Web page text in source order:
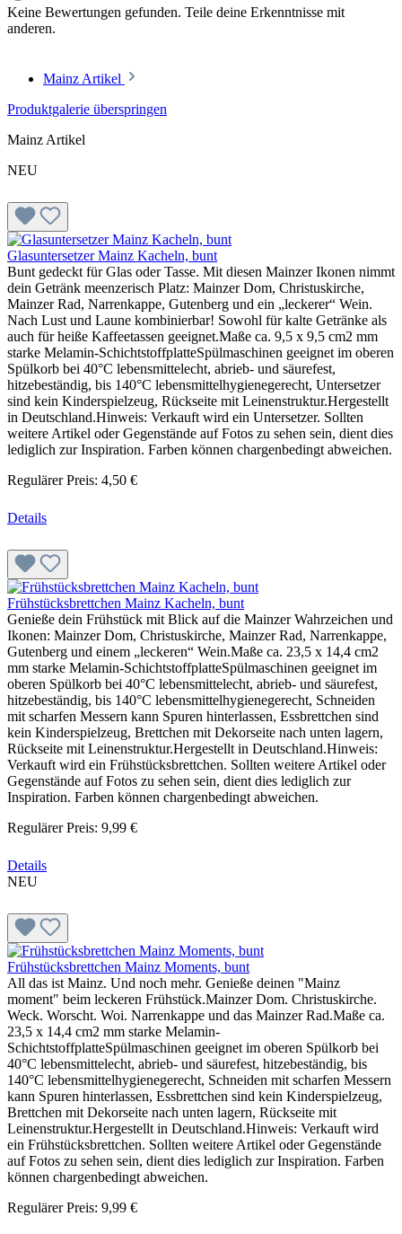
Keine Bewertungen gefunden. Teile deine Erkenntnisse mit
anderen.
Mainz Artikel
Produktgalerie überspringen
Mainz Artikel
NEU
Glasuntersetzer Mainz Kacheln, bunt
Bunt gedeckt für Glas oder Tasse. Mit diesen Mainzer Ikonen nimmt
dein Getränk meenzerisch Platz: Mainzer Dom, Christuskirche,
Mainzer Rad, Narrenkappe, Gutenberg und ein „leckerer“ Wein.
Nach Lust und Laune kombinierbar! Sowohl für kalte Getränke als
auch für heiße Kaffeetassen geeignet.Maße ca. 9,5 x 9,5 cm2 mm
starke Melamin-SchichtstoffplatteSpülmaschinen geeignet im oberen
Spülkorb bei 40°C lebensmittelecht, abrieb- und säurefest,
hitzebeständig, bis 140°C lebensmittelhygienegerecht, Untersetzer
sind kein Kinderspielzeug, Rückseite mit Leinenstruktur.Hergestellt
in Deutschland.Hinweis: Verkauft wird ein Untersetzer. Sollten
weitere Artikel oder Gegenstände auf Fotos zu sehen sein, dient dies
lediglich zur Inspiration. Farben können chargenbedingt abweichen.
Regulärer Preis: 4,50 €
Details
Frühstücksbrettchen Mainz Kacheln, bunt
Genieße dein Frühstück mit Blick auf die Mainzer Wahrzeichen und
Ikonen: Mainzer Dom, Christuskirche, Mainzer Rad, Narrenkappe,
Gutenberg und einem „leckeren“ Wein.Maße ca. 23,5 x 14,4 cm2
mm starke Melamin-SchichtstoffplatteSpülmaschinen geeignet im
oberen Spülkorb bei 40°C lebensmittelecht, abrieb- und säurefest,
hitzebeständig, bis 140°C lebensmittelhygienegerecht, Schneiden
mit scharfen Messern kann Spuren hinterlassen, Essbrettchen sind
kein Kinderspielzeug, Brettchen mit Dekorseite nach unten lagern,
Rückseite mit Leinenstruktur.Hergestellt in Deutschland.Hinweis:
Verkauft wird ein Frühstücksbrettchen. Sollten weitere Artikel oder
Gegenstände auf Fotos zu sehen sein, dient dies lediglich zur
Inspiration. Farben können chargenbedingt abweichen.
Regulärer Preis: 9,99 €
Details
NEU
Frühstücksbrettchen Mainz Moments, bunt
All das ist Mainz. Und noch mehr. Genieße deinen "Mainz
moment" beim leckeren Frühstück.Mainzer Dom. Christuskirche.
Weck. Worscht. Woi. Narrenkappe und das Mainzer Rad.Maße ca.
23,5 x 14,4 cm2 mm starke Melamin-
SchichtstoffplatteSpülmaschinen geeignet im oberen Spülkorb bei
40°C lebensmittelecht, abrieb- und säurefest, hitzebeständig, bis
140°C lebensmittelhygienegerecht, Schneiden mit scharfen Messern
kann Spuren hinterlassen, Essbrettchen sind kein Kinderspielzeug,
Brettchen mit Dekorseite nach unten lagern, Rückseite mit
Leinenstruktur.Hergestellt in Deutschland.Hinweis: Verkauft wird
ein Frühstücksbrettchen. Sollten weitere Artikel oder Gegenstände
auf Fotos zu sehen sein, dient dies lediglich zur Inspiration. Farben
können chargenbedingt abweichen.
Regulärer Preis: 9,99 €